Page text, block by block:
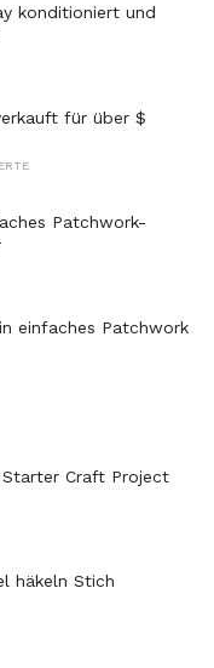
konditioniert und
für über $
Patchwork-
einfaches Patchwork
Craft Project
häkeln Stich